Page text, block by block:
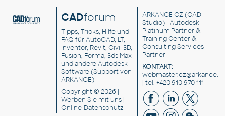
CADforum
Tipps, Tricks, Hilfe und
FAQ für AutoCAD, LT,
Inventor, Revit, Civil 3D,
Fusion, Forma, 3ds Max
und andere Autodesk-
Software (Support von
ARKANCE)
Copyright © 2026 |
Werben Siemit uns |
Online-Datenschutz
ARKANCE CZ (CAD
Studio) - Autodesk
Platinum Partner &
Training Center &
Consulting Services
Partner
KONTAKT:
| tel. +420 910 970 111